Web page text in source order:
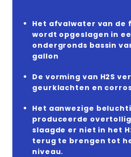
Het afvalwater van de
wordt opgeslagen in
ondergronds bassin
gallon
De vorming van H2S
geurklachten en
Het aanwezige
produceerde
slaagde er niet in het
terug te brengen tot
niveau.